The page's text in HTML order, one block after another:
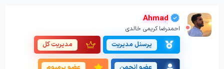
Ahmad
احمدرضا کریمی خالدی
پرسنل مدیریت مدیریت کل